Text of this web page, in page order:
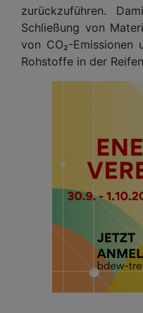
zurückzuführen.
Schließung von
von CO₂-
Rohstoffe in der